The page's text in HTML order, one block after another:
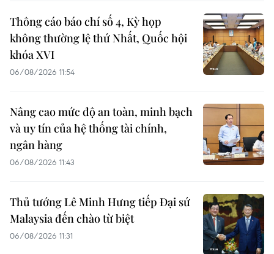
Thông cáo báo chí số 4, Kỳ họp
không thường lệ thứ Nhất, Quốc hội
khóa XVI
06/08/2026 11:54
Nâng cao mức độ an toàn, minh bạch
và uy tín của hệ thống tài chính,
ngân hàng
06/08/2026 11:43
Thủ tướng Lê Minh Hưng tiếp Đại sứ
Malaysia đến chào từ biệt
06/08/2026 11:31